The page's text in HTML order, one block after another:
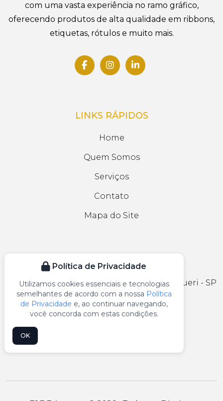
com uma vasta experiência no ramo gráfico,
oferecendo produtos de alta qualidade em ribbons,
etiquetas, rótulos e muito mais.
LINKS RÁPIDOS
Home
Quem Somos
Serviços
Contato
Mapa do Site
CONTATO
Rua Tucanos, 148 - Jardim California, Barueri - SP
etiquetas@ffetiquetas.com.br
Política de Privacidade
Utilizamos cookies essenciais e tecnologias
semelhantes de acordo com a nossa Política
de Privacidade e, ao continuar navegando,
você concorda com estas condições.
OK